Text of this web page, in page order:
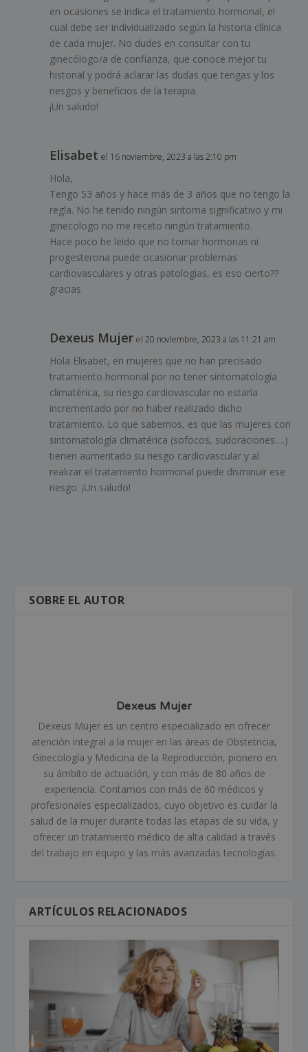
en ocasiones se indica el tratamiento hormonal, el
cual debe ser individualizado según la historia clínica
de cada mujer. No dudes en consultar con tu
ginecólogo/a de confianza, que conoce mejor tu
historial y podrá aclarar las dudas que tengas y los
riesgos y beneficios de la terapia.
¡Un saludo!
Elisabet el 16 noviembre, 2023 a las 2:10 pm
Hola,
Tengo 53 años y hace más de 3 años que no tengo la
regla. No he tenido ningún sintoma significativo y mi
ginecologo no me receto ningún tratamiento.
Hace poco he leido que no tomar hormonas ni
progesterona puede ocasionar problemas
cardiovasculares y otras patologias, es eso cierto??
gracias
Dexeus Mujer el 20 noviembre, 2023 a las 11:21 am
Hola Elisabet, en mujeres que no han precisado
tratamiento hormonal por no tener sintomatología
climatérica, su riesgo cardiovascular no estaría
incrementado por no haber realizado dicho
tratamiento. Lo que sabemos, es que las mujeres con
sintomatología climatérica (sofocos, sudoraciones….)
tienen aumentado su riesgo cardiovascular y al
realizar el tratamiento hormonal puede disminuir ese
riesgo. ¡Un saludo!
SOBRE EL AUTOR
Dexeus Mujer
Dexeus Mujer es un centro especializado en ofrecer
atención integral a la mujer en las áreas de Obstetricia,
Ginecología y Medicina de la Reproducción, pionero en
su ámbito de actuación, y con más de 80 años de
experiencia. Contamos con más de 60 médicos y
profesionales especializados, cuyo objetivo es cuidar la
salud de la mujer durante todas las etapas de su vida, y
ofrecer un tratamiento médico de alta calidad a través
del trabajo en equipo y las más avanzadas tecnologías.
ARTÍCULOS RELACIONADOS